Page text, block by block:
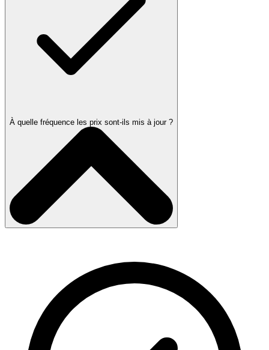
À quelle fréquence les prix sont-ils mis à jour ?